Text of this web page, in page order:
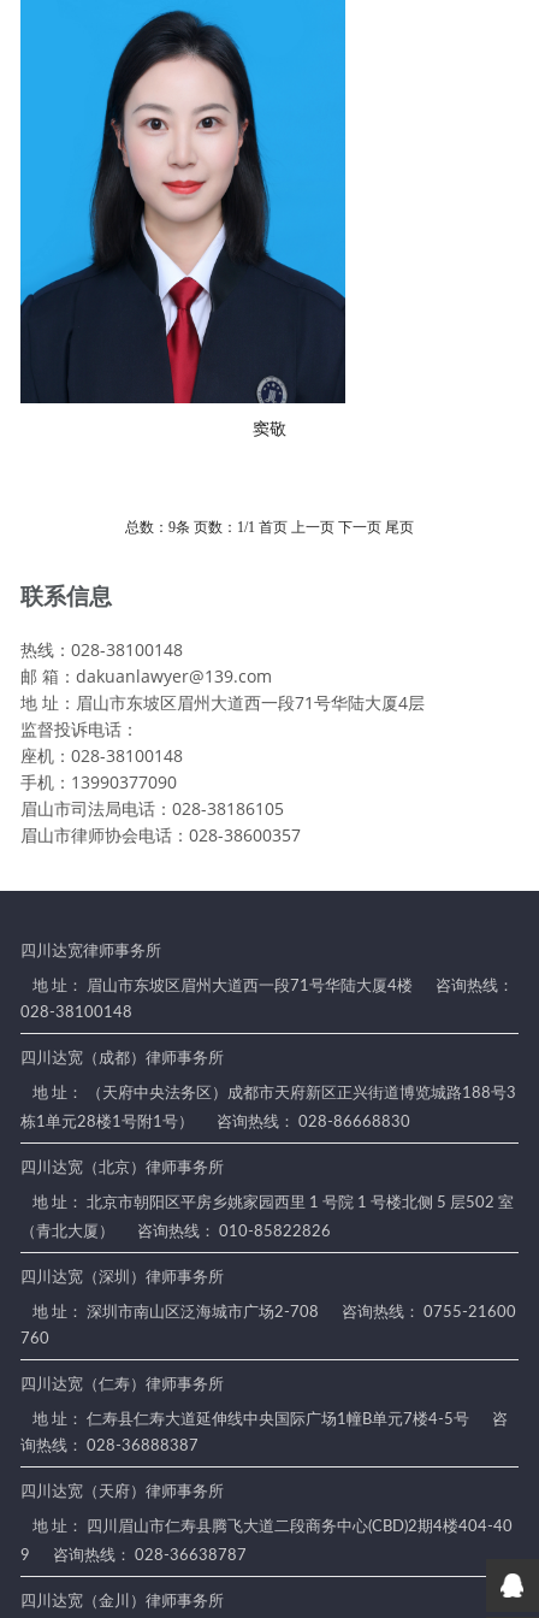
窦敬
总数：9条 页数： 1/1 首页 上一页 下一页 尾页
联系信息
热线：028-38100148
邮 箱：dakuanlawyer@139.com
地 址：眉山市东坡区眉州大道西一段71号华陆大厦4层
监督投诉电话：
座机：028-38100148
手机：13990377090
眉山市司法局电话：028-38186105
眉山市律师协会电话：028-38600357
四川达宽律师事务所
地 址： 眉山市东坡区眉州大道西一段71号华陆大厦4楼
咨询热线：
028-38100148
四川达宽（成都）律师事务所
地 址： （天府中央法务区）成都市天府新区正兴街道博览城路188号3
栋1单元28楼1号附1号）
咨询热线： 028-86668830
四川达宽（北京）律师事务所
地 址： 北京市朝阳区平房乡姚家园西里 1 号院 1 号楼北侧 5 层502 室
（青北大厦）
咨询热线： 010-85822826
四川达宽（深圳）律师事务所
地 址： 深圳市南山区泛海城市广场2-708
咨询热线： 0755-21600
760
四川达宽（仁寿）律师事务所
地 址： 仁寿县仁寿大道延伸线中央国际广场1幢B单元7楼4-5号
咨
询热线： 028-36888387
四川达宽（天府）律师事务所
地 址： 四川眉山市仁寿县腾飞大道二段商务中心(CBD)2期4楼404-40
9
咨询热线： 028-36638787
四川达宽（金川）律师事务所